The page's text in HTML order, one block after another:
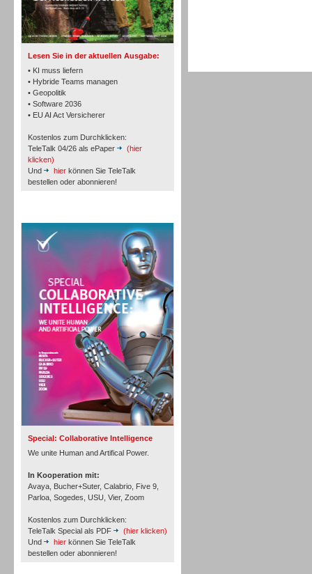
Lesen Sie in der aktuellen Ausgabe:
• KI muss liefern
• Hybride Teams managen
• Geopolitik
• Software 2036
• EU AI Act Versicherer
Kostenlos zum Durchklicken:
TeleTalk 04/26 als ePaper
(hier
klicken)
Und
hier können Sie TeleTalk
bestellen oder abonnieren!
Special: Collaborative Intelligence
We unite Human and Artifical Power.
In Kooperation mit:
Avaya, Bucher+Suter, Calabrio, Five 9,
Parloa, Sogedes, USU, Vier, Zoom
Kostenlos zum Durchklicken:
TeleTalk Special als PDF
(hier klicken)
Und
hier können Sie TeleTalk
bestellen oder abonnieren!
TK- und ACD-Systeme
Workforce-Management
Personal
Inbound